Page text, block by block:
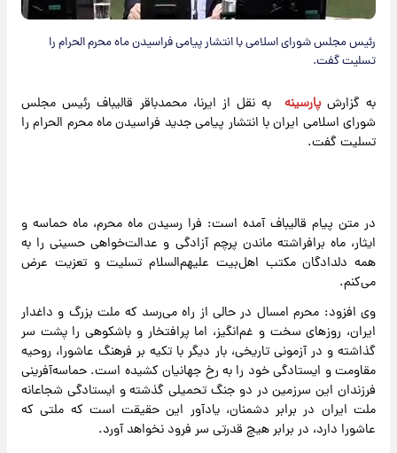
رئیس مجلس شورای اسلامی با انتشار پیامی فراسیدن ماه محرم الحرام را
تسلیت گفت.
به گزارش پارسینه به نقل از ایرنا، محمدباقر قالیباف رئیس مجلس
شورای اسلامی ایران با انتشار پیامی جدید فراسیدن ماه محرم الحرام را
تسلیت گفت.
در متن پیام قالیباف آمده است: فرا رسیدن ماه محرم، ماه حماسه و
ایثار، ماه برافراشته ماندن پرچم آزادگی و عدالت‌خواهی حسینی را به
همه دلدادگان مکتب اهل‌بیت علیهم‌السلام تسلیت و تعزیت عرض
می‌کنم.
وی افزود: محرم امسال در حالی از راه می‌رسد که ملت بزرگ و داغدار
ایران، روزهای سخت و غم‌انگیز، اما پرافتخار و باشکوهی را پشت سر
گذاشته و در آزمونی تاریخی، بار دیگر با تکیه بر فرهنگ عاشورا، روحیه
مقاومت و ایستادگی خود را به رخ جهانیان کشیده است. حماسه‌آفرینی
فرزندان این سرزمین در دو جنگ تحمیلی گذشته و ایستادگی شجاعانه
ملت ایران در برابر دشمنان، یادآور این حقیقت است که ملتی که
عاشورا دارد، در برابر هیچ قدرتی سر فرود نخواهد آورد.